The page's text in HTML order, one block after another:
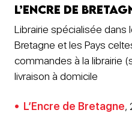
L’Encre de
Librairie spécialisée dans
Bretagne et les Pays
commandes à la librairie
livraison à domicile
L’Encre de Bretagne,